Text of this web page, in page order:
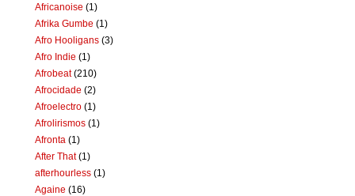
Africanoise (1)
Afrika Gumbe (1)
Afro Hooligans (3)
Afro Indie (1)
Afrobeat (210)
Afrocidade (2)
Afroelectro (1)
Afrolirismos (1)
Afronta (1)
After That (1)
afterhourless (1)
Againe (16)